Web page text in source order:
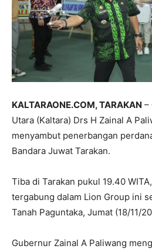
KALTARAONE.COM, TARAKAN –
Utara (Kaltara) Drs H Zainal A
menyambut penerbangan
Bandara Juwat Tarakan.
Tiba di Tarakan pukul 19.40
tergabung dalam Lion Group ini
Tanah Paguntaka, Jumat (18/11/
Gubernur Zainal A Paliwang